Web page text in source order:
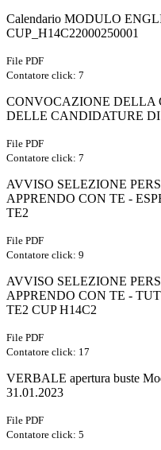
Calendario MODULO
CUP_H14C22000250001
File PDF
Contatore click: 7
CONVOCAZIONE DELLA
DELLE CANDIDATURE
File PDF
Contatore click: 7
AVVISO SELEZIONE
APPRENDO CON TE -
TE2
File PDF
Contatore click: 9
AVVISO SELEZIONE
APPRENDO CON TE -
TE2 CUP H14C2
File PDF
Contatore click: 17
VERBALE apertura buste
31.01.2023
File PDF
Contatore click: 5